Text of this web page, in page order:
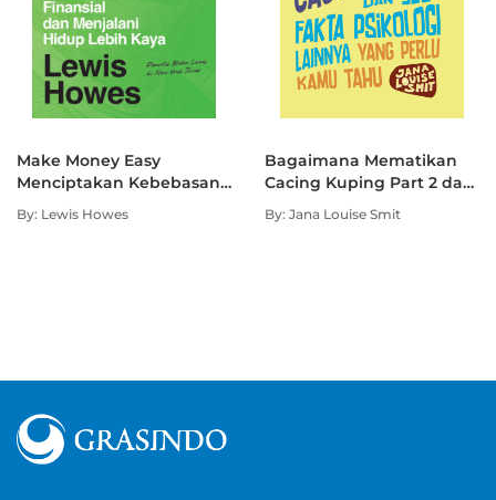
Make Money Easy
Menciptakan Kebebasan
Finansial dan Menjalani
Hidup Lebih Kaya
By: Lewis Howes
Bagaimana Mematikan
Cacing Kuping Part 2 dan
500+ Fakta Psikologi
Lainnya yang Perlu Kamu
By: Jana Louise Smit